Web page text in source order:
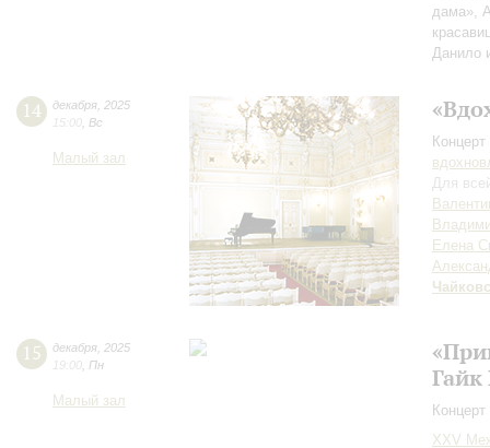
дама»,
Данило
14 декабря 2025
15:00 Вс
Малый зал
Для
Елена
15 декабря 2025
19:00 Пн
Малый зал
Гайк
XXV